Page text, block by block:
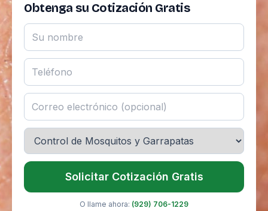
Obtenga su Cotización Gratis
Solicitar Cotización Gratis
O llame ahora: (929) 706-1229